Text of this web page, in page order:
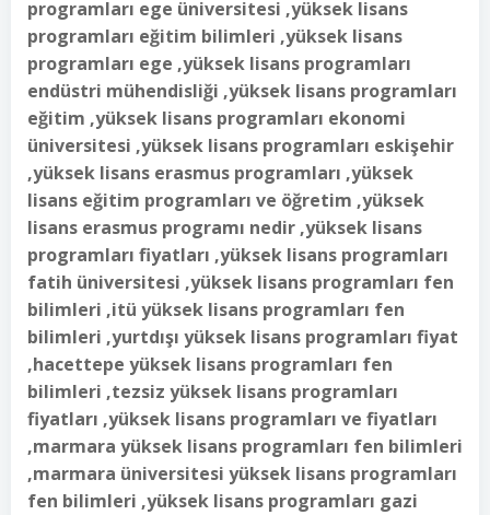
programları ege üniversitesi ,yüksek lisans
programları eğitim bilimleri ,yüksek lisans
programları ege ,yüksek lisans programları
endüstri mühendisliği ,yüksek lisans programları
eğitim ,yüksek lisans programları ekonomi
üniversitesi ,yüksek lisans programları eskişehir
,yüksek lisans erasmus programları ,yüksek
lisans eğitim programları ve öğretim ,yüksek
lisans erasmus programı nedir ,yüksek lisans
programları fiyatları ,yüksek lisans programları
fatih üniversitesi ,yüksek lisans programları fen
bilimleri ,itü yüksek lisans programları fen
bilimleri ,yurtdışı yüksek lisans programları fiyat
,hacettepe yüksek lisans programları fen
bilimleri ,tezsiz yüksek lisans programları
fiyatları ,yüksek lisans programları ve fiyatları
,marmara yüksek lisans programları fen bilimleri
,marmara üniversitesi yüksek lisans programları
fen bilimleri ,yüksek lisans programları gazi